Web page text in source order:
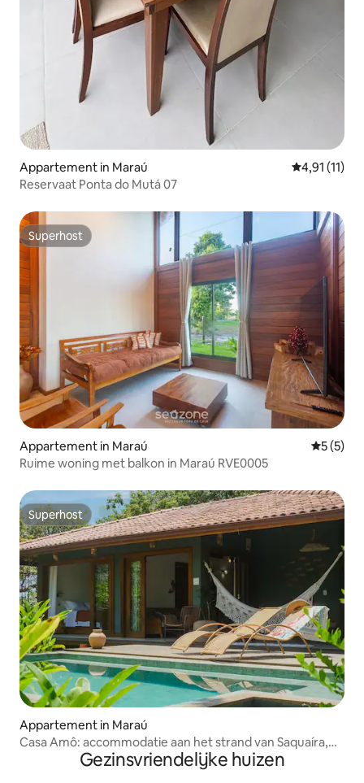
Appartement in Maraú Gemiddelde
4,91 (11)
Reservaat Ponta do Mutá 07
Superhost
Superhost
Appartement in Maraú
5 (5)
Ruime woning met balkon in Maraú RVE0005
Superhost
Superhost
Appartement in Maraú
Casa Amô: accommodatie aan het strand van Saquaíra,
Maraú, BahiaGezinsvriendelijke huizen